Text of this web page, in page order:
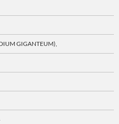
GIGANTEUM),